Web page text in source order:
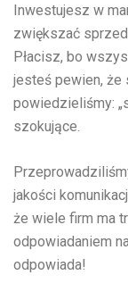
Inwestujesz w
zwiększać
Płacisz, bo
jesteś pewien, że
powiedzieliśmy:
szokujące.
jakości
że wiele firm ma
odpowiadaniem
odpowiada!